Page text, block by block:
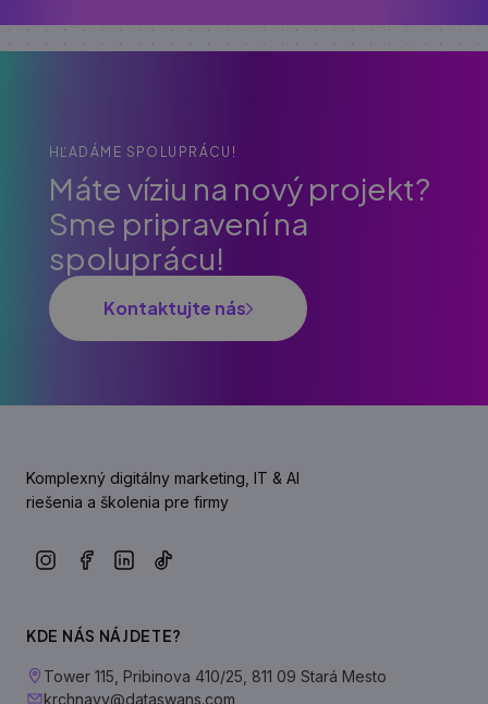
HĽADÁME SPOLUPRÁCU!
Máte víziu na nový projekt?
Sme pripravení na
spoluprácu!
Kontaktujte nás
Komplexný digitálny marketing, IT & AI
riešenia a školenia pre firmy
KDE NÁS NÁJDETE?
Tower 115, Pribinova 410/25, 811 09 Stará Mesto
krchnavy@dataswans.com